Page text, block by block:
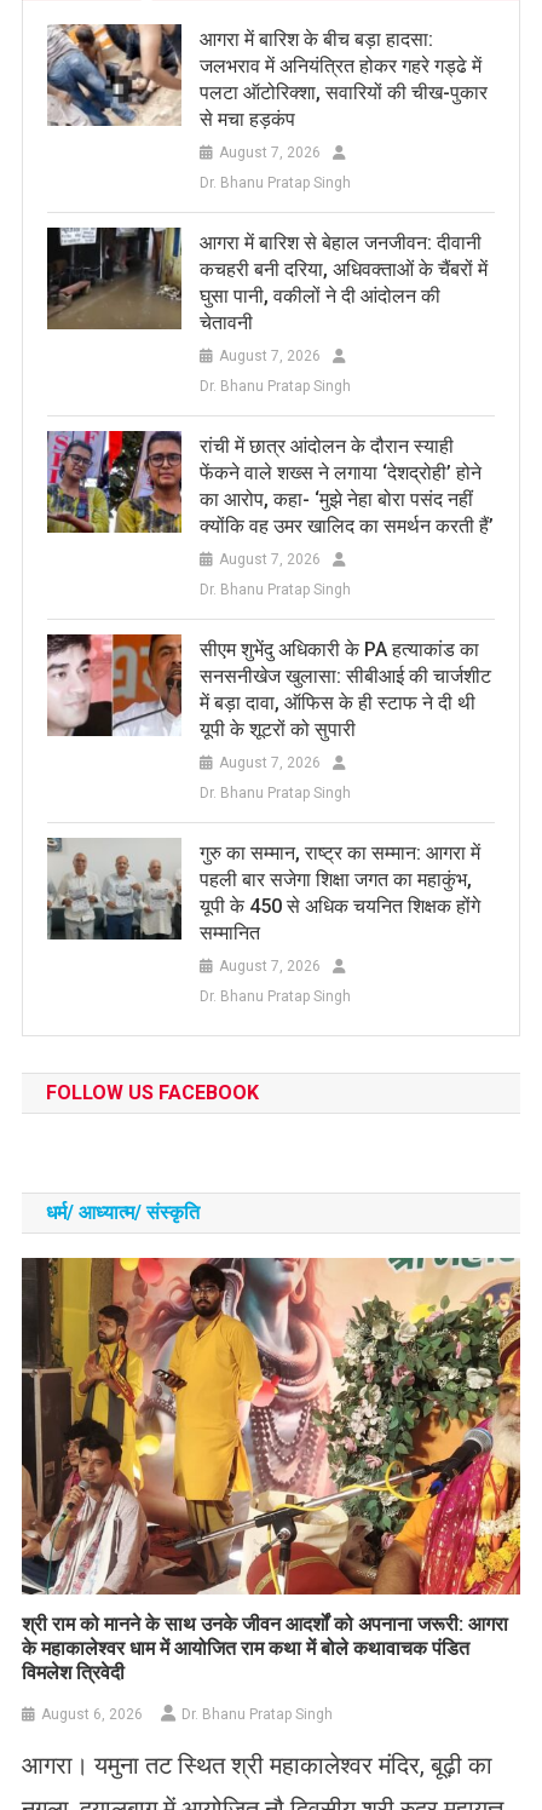
आगरा में बारिश के बीच बड़ा हादसा:
जलभराव में अनियंत्रित होकर गहरे गड्ढे में
पलटा ऑटोरिक्शा, सवारियों की चीख-पुकार
से मचा हड़कंप
August 7, 2026
Dr. Bhanu Pratap Singh
आगरा में बारिश से बेहाल जनजीवन: दीवानी
कचहरी बनी दरिया, अधिवक्ताओं के चैंबरों में
घुसा पानी, वकीलों ने दी आंदोलन की
चेतावनी
August 7, 2026
Dr. Bhanu Pratap Singh
रांची में छात्र आंदोलन के दौरान स्याही
फेंकने वाले शख्स ने लगाया ‘देशद्रोही’ होने
का आरोप, कहा- ‘मुझे नेहा बोरा पसंद नहीं
क्योंकि वह उमर खालिद का समर्थन करती हैं’
August 7, 2026
Dr. Bhanu Pratap Singh
सीएम शुभेंदु अधिकारी के PA हत्याकांड का
सनसनीखेज खुलासा: सीबीआई की चार्जशीट
में बड़ा दावा, ऑफिस के ही स्टाफ ने दी थी
यूपी के शूटरों को सुपारी
August 7, 2026
Dr. Bhanu Pratap Singh
​गुरु का सम्मान, राष्ट्र का सम्मान: आगरा में
पहली बार सजेगा शिक्षा जगत का महाकुंभ,
यूपी के 450 से अधिक चयनित शिक्षक होंगे
सम्मानित
August 7, 2026
Dr. Bhanu Pratap Singh
FOLLOW US FACEBOOK
धर्म/ आध्‍यात्‍म/ संस्‍कृति
​श्री राम को मानने के साथ उनके जीवन आदर्शों को अपनाना जरूरी: आगरा
के महाकालेश्वर धाम में आयोजित राम कथा में बोले कथावाचक पंडित
विमलेश त्रिवेदी
August 6, 2026 Dr. Bhanu Pratap Singh
आगरा। यमुना तट स्थित श्री महाकालेश्वर मंदिर, बूढ़ी का